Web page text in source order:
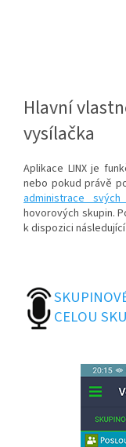
Hlavní
vysílačka
Aplikace LINX je
nebo pokud právě
administrace
hovorových skupin.
k dispozici
CELOU